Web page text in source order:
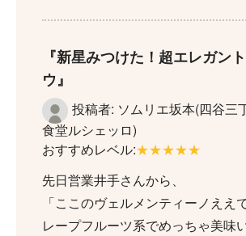
新星みつけた！超エレガン
ウ
投稿者: ソムリエ坂本(四谷三
食堂ルシェッロ)
おすすめレベル:★★★★★
先日営業井手さんから、
「ここのヴェルメンティーノええ
レープフルーツ系でめっちゃ美味